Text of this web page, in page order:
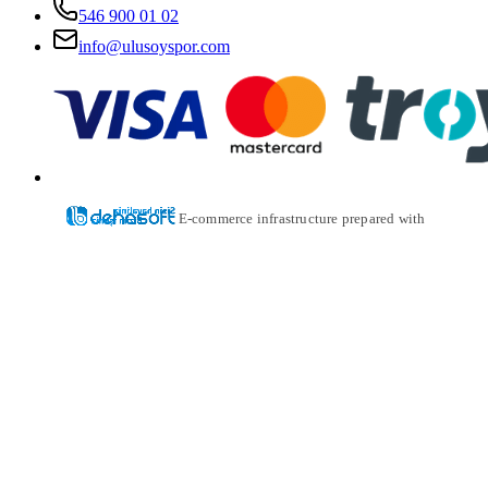
546 900 01 02
info@ulusoyspor.com
E-commerce infrastructure prepared with